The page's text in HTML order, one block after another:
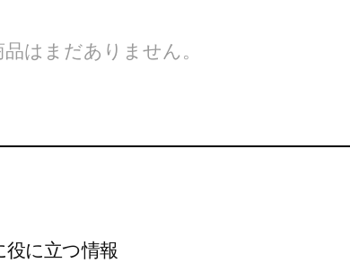
はまだありません。
役に立つ情報